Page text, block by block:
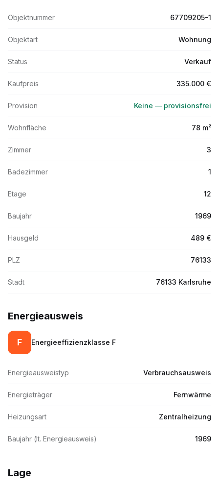
Objektnummer 67709205-1
Objektart Wohnung
Status Verkauf
Kaufpreis 335.000 €
Provision Keine — provisionsfrei
Wohnfläche 78 m²
Zimmer 3
Badezimmer 1
Etage 12
Baujahr 1969
Hausgeld 489 €
PLZ 76133
Stadt 76133 Karlsruhe
Energieausweis
F Energieeffizienzklasse F
Energieausweistyp Verbrauchsausweis
Energieträger Fernwärme
Heizungsart Zentralheizung
Baujahr (lt. Energieausweis) 1969
Lage